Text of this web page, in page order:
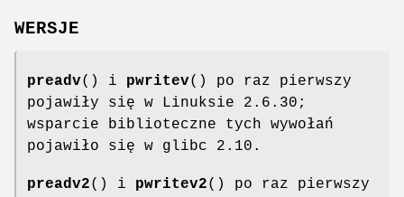
WERSJE
preadv() i pwritev() po raz pierwszy
pojawiły się w Linuksie 2.6.30;
wsparcie biblioteczne tych wywołań
pojawiło się w glibc 2.10.
preadv2() i pwritev2() po raz pierwszy